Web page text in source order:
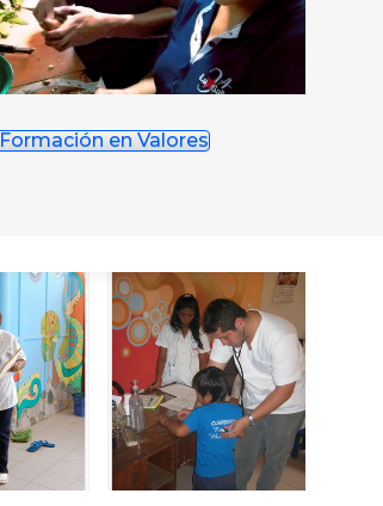
Formación en Valores